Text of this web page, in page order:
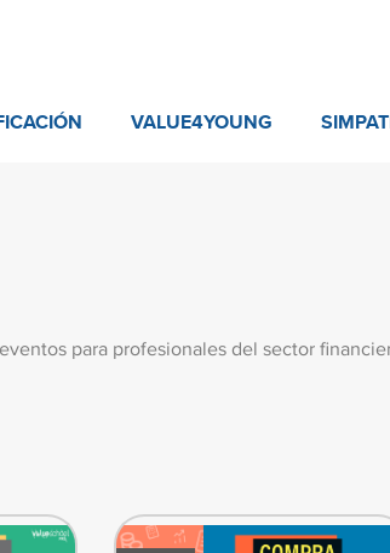
VALUE4YOUNG
para profesionales del sector